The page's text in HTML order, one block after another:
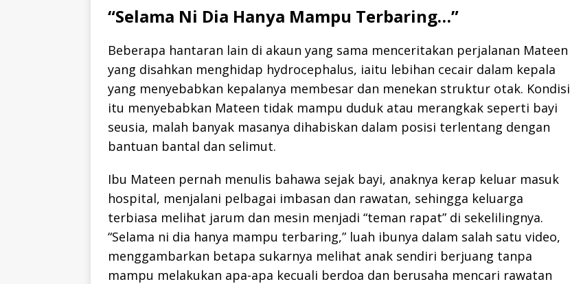
“Selama Ni Dia Hanya Mampu Terbaring…”
Beberapa hantaran lain di akaun yang sama menceritakan perjalanan Mateen
yang disahkan menghidap hydrocephalus, iaitu lebihan cecair dalam kepala
yang menyebabkan kepalanya membesar dan menekan struktur otak. Kondisi
itu menyebabkan Mateen tidak mampu duduk atau merangkak seperti bayi
seusia, malah banyak masanya dihabiskan dalam posisi terlentang dengan
bantuan bantal dan selimut.
Ibu Mateen pernah menulis bahawa sejak bayi, anaknya kerap keluar masuk
hospital, menjalani pelbagai imbasan dan rawatan, sehingga keluarga
terbiasa melihat jarum dan mesin menjadi “teman rapat” di sekelilingnya.
“Selama ni dia hanya mampu terbaring,” luah ibunya dalam salah satu video,
menggambarkan betapa sukarnya melihat anak sendiri berjuang tanpa
mampu melakukan apa-apa kecuali berdoa dan berusaha mencari rawatan